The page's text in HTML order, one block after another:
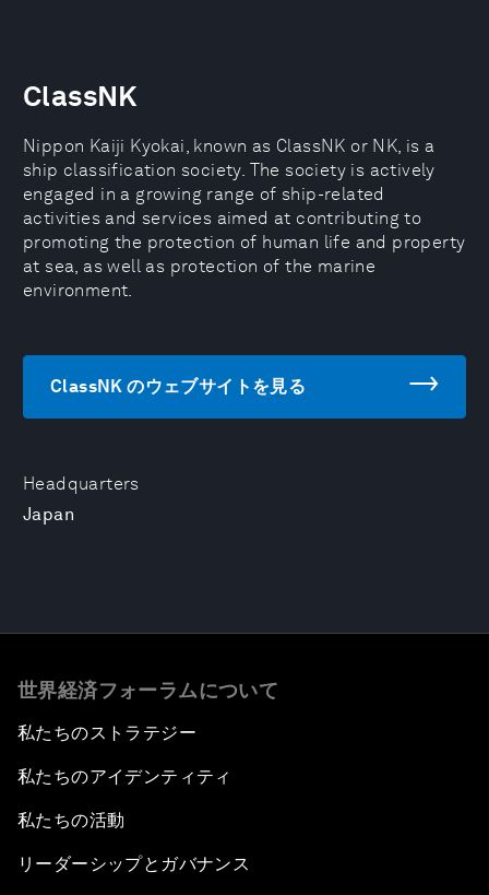
Headquarters
Japan
ClassNK
Nippon Kaiji Kyokai, known as ClassNK or NK, is a
ship classification society. The society is actively
engaged in a growing range of ship-related
activities and services aimed at contributing to
promoting the protection of human life and property
at sea, as well as protection of the marine
environment.
ClassNK のウェブサイトを見る
世界経済フォーラムについて
私たちのストラテジー
私たちのアイデンティティ
私たちの活動
リーダーシップとガバナンス